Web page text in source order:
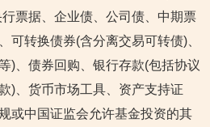
票据、企业债、公司债、中期票
可转换债券(含分离交易可转债)、
)、债券回购、银行存款(包括协议
)、货币市场工具、资产支持证
或中国证监会允许基金投资的其